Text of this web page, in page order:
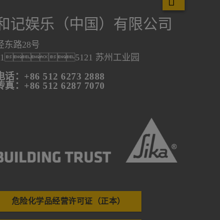
记娱乐（中国）有限公司
东路28号
苏州工业园
话：+86 512 6273 2888
真：+86 512 6287 7070
危险化学品经营许可证（正本）